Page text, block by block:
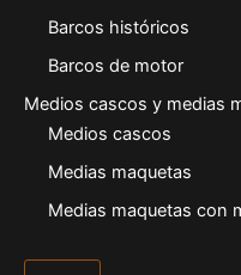
Barcos históricos
Barcos de motor
Medios cascos y medias
Medios cascos
Medias maquetas
Medias maquetas con